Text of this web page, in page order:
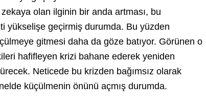
olan ilginin bir anda artması, bu
yükselişe geçirmiş durumda. Bu yüzden
gitmesi daha da göze batıyor. Görünen o
hafifleyen krizi bahane ederek yeniden
Neticede bu krizden bağımsız olarak
küçülmenin önünü açmış durumda.